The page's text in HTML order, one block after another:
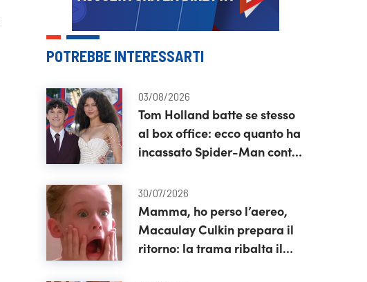
POTREBBE INTERESSARTI
03/08/2026
Tom Holland batte se stesso
al box office: ecco quanto ha
incassato Spider-Man contro
30/07/2026
Mamma, ho perso l’aereo,
Macaulay Culkin prepara il
ritorno: la trama ribalta il